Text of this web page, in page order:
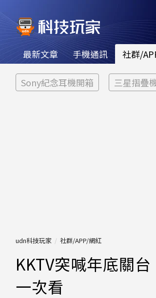
最新文章 手機通訊 社群/
Sony紀念耳機開箱 三星摺疊
udn科技玩家 社群/APP/網紅
KKTV突喊年底關
一次看